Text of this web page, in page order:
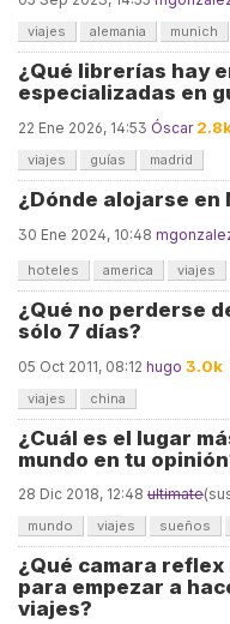
viajes alemania munich
¿Qué librerías hay
especializadas en
22 Ene 2026, 14:53 Óscar
viajes guías madrid
¿Dónde alojarse en
30 Ene 2024, 10:48
hoteles america viajes
¿Qué no perderse
sólo 7 días?
05 Oct 2011, 08:12 hugo 3.0k
viajes china
¿Cuál es el lugar
mundo en tu
28 Dic 2018, 12:48 ultimate
mundo viajes sueños
¿Qué camara
para empezar a
viajes?